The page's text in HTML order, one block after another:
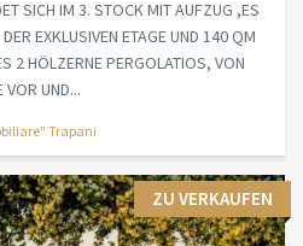
SICH IM 3. STOCK MIT AUFZUG ,ES
EXKLUSIVEN ETAGE UND 140 QM
2 HÖLZERNE PERGOLATIOS, VON
VOR UND...
Trapani
ZU VERKAUFEN